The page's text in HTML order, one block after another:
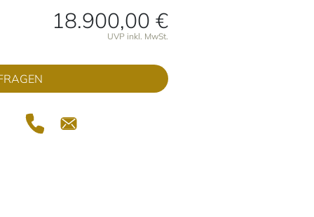
18.900,00 €
UVP inkl. MwSt.